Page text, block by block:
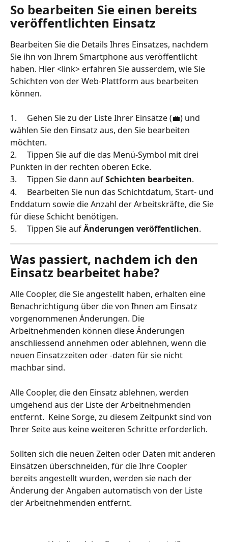
So bearbeiten Sie einen bereits
veröffentlichten Einsatz
Bearbeiten Sie die Details Ihres Einsatzes, nachdem
Sie ihn von Ihrem Smartphone aus veröffentlicht
haben. Hier <link> erfahren Sie ausserdem, wie Sie
Schichten von der Web-Plattform aus bearbeiten
können.
1.     Gehen Sie zu der Liste Ihrer Einsätze (💼) und
wählen Sie den Einsatz aus, den Sie bearbeiten
möchten.
2.     Tippen Sie auf die das Menü-Symbol mit drei
Punkten in der rechten oberen Ecke.
3.     Tippen Sie dann auf Schichten bearbeiten.
4.     Bearbeiten Sie nun das Schichtdatum, Start- und
Enddatum sowie die Anzahl der Arbeitskräfte, die Sie
für diese Schicht benötigen.
5.     Tippen Sie auf Änderungen veröffentlichen.
Was passiert, nachdem ich den
Einsatz bearbeitet habe?
Alle Coopler, die Sie angestellt haben, erhalten eine
Benachrichtigung über die von Ihnen am Einsatz
vorgenommenen Änderungen. Die
Arbeitnehmenden können diese Änderungen
anschliessend annehmen oder ablehnen, wenn die
neuen Einsatzzeiten oder -daten für sie nicht
machbar sind.
Alle Coopler, die den Einsatz ablehnen, werden
umgehend aus der Liste der Arbeitnehmenden
entfernt.  Keine Sorge, zu diesem Zeitpunkt sind von
Ihrer Seite aus keine weiteren Schritte erforderlich.
Sollten sich die neuen Zeiten oder Daten mit anderen
Einsätzen überschneiden, für die Ihre Coopler
bereits angestellt wurden, werden sie nach der
Änderung der Angaben automatisch von der Liste
der Arbeitnehmenden entfernt.